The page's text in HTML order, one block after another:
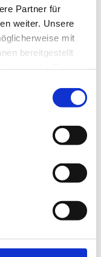
Partner für
weiter. Unsere
mit
bereitgestellt